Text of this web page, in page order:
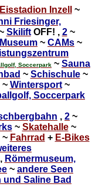
Inzell
~
Friesinger,
SkiliftOFF! , 2~
~ CAMs ~
Soccerpark ~ Sauna
~ Schischule~
~ Wintersport~
Soccerpark
, 2 ~
~ Skatehalle~
~ Fahrrad + E-Bikes
Römermuseum,
~ andere Seen
Saline Bad